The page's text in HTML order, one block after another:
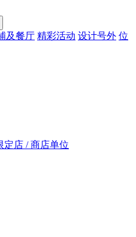
及餐厅 精彩活动 设计号外 位
定店 / 商店单位